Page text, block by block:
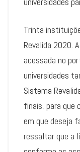
Trinta
Revalida 2020.
acessada no
universidades
Sistema
finais, para que
em que deseja
ressaltar que a